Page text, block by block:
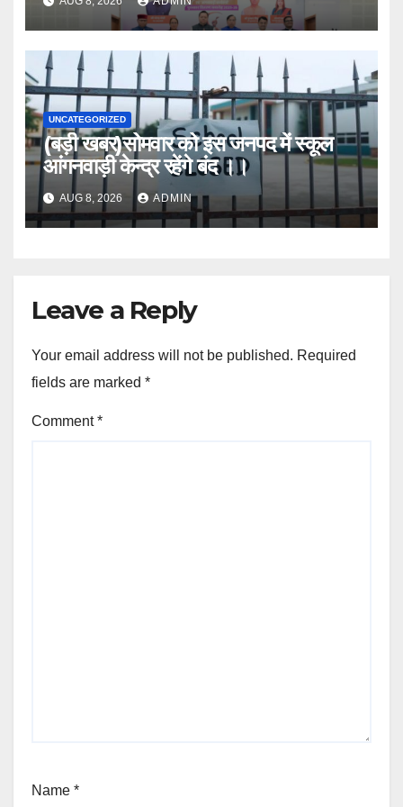
UNCATEGORIZED
(बड़ी खबर)सोमवार को इस जनपद में स्कूल
आंगनवाड़ी केन्द्र रहेंगे बंद ।।
AUG 8, 2026 ADMIN
Leave a Reply
Your email address will not be published. Required
fields are marked *
Comment*
Name *